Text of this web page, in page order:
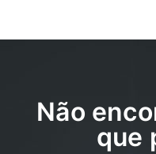
Não
que